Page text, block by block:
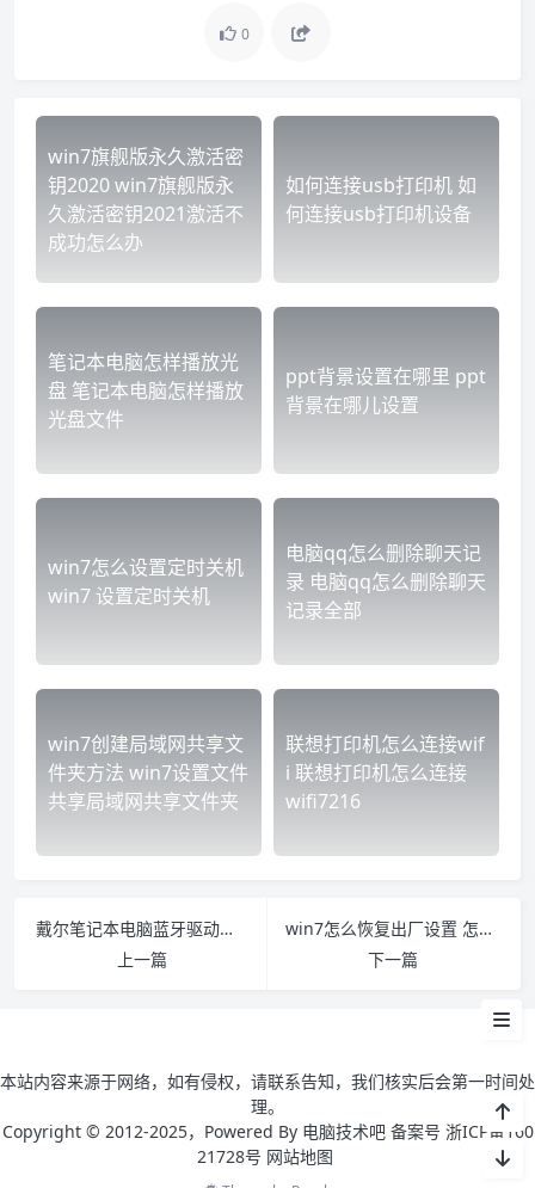
0
win7旗舰版永久激活密
钥2020 win7旗舰版永
久激活密钥2021激活不
成功怎么办
如何连接usb打印机 如
何连接usb打印机设备
笔记本电脑怎样播放光
盘 笔记本电脑怎样播放
光盘文件
ppt背景设置在哪里 ppt
背景在哪儿设置
win7怎么设置定时关机
win7 设置定时关机
电脑qq怎么删除聊天记
录 电脑qq怎么删除聊天
记录全部
win7创建局域网共享文
件夹方法 win7设置文件
共享局域网共享文件夹
联想打印机怎么连接wif
i 联想打印机怎么连接
wifi7216
戴尔笔记本电脑蓝牙驱动怎么安装 戴尔电脑如何安装蓝牙驱动
上一篇
​win7怎么恢复出厂设置 怎样把win7恢复出厂设置
下一篇
win7 电脑蓝牙在哪里打开
本站内容来源于网络，如有侵权，请联系告知，我们核实后会第一时间处
理。
Copyright © 2012-2025，Powered By 电脑技术吧 备案号 浙ICP备160
21728号 网站地图